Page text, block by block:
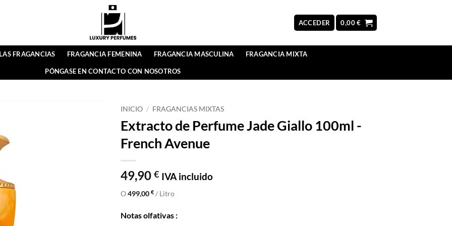
ACCEDER 0,00€
FRAGANCIAS FRAGANCIA FEMENINA FRAGANCIA MASCULINA FRAGANCIA MIXTA
PÓNGASE EN CONTACTO CON NOSOTROS
INICIO / FRAGANCIAS MIXTAS
Extracto de Perfume Jade Giallo 100ml -
French Avenue
49,90 € IVA incluido
O499,00 € / Litro
Notas olfativas :